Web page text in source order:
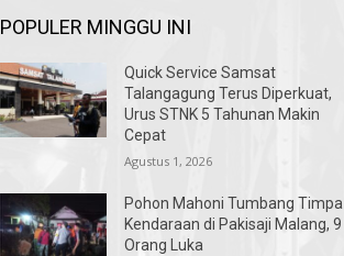
POPULER MINGGU INI
Quick Service Samsat
Talangagung Terus Diperkuat,
Urus STNK 5 Tahunan Makin
Cepat
Agustus 1, 2026
Pohon Mahoni Tumbang Timpa
Kendaraan di Pakisaji Malang, 9
Orang Luka